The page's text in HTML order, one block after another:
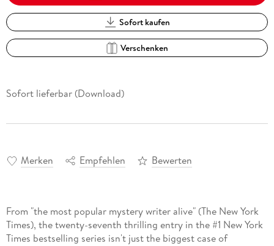
Sofort kaufen
Verschenken
Sofort lieferbar (Download)
Merken Empfehlen Bewerten
From "the most popular mystery writer alive" (The New York
Times), the twenty-seventh thrilling entry in the #1 New York
Times bestselling series isn't just the biggest case of